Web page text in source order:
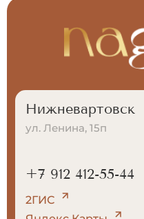
Нижневартовск
ул. Ленина, 15п
+7 912 412-55-44
2ГИС